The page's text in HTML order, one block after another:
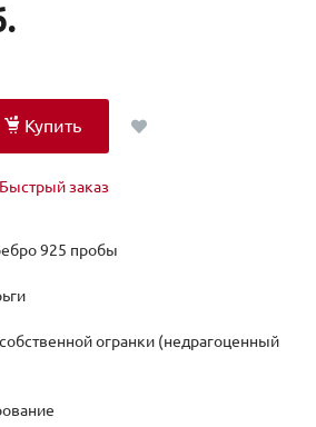
Купить
Быстрый заказ
925 пробы
огранки (недрагоценный